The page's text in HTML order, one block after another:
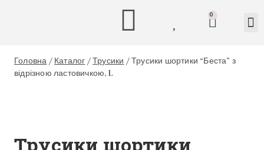
0
Головна / Каталог /Трусики /Трусики шортики “Беста” з
відрізною ластовичкою, L
Трусики шортики